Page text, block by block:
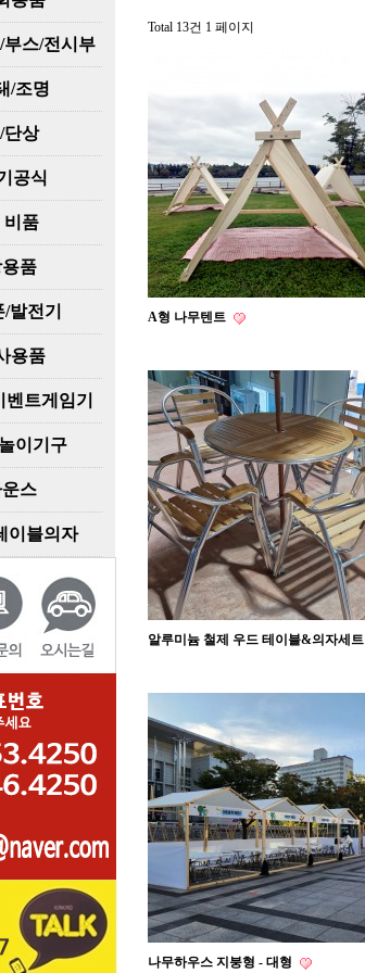
스/전시부
/조명
단상
공식
비품
품
발전기
용품
트게임기
이기구
스
이블의자
Total 13건 1 페이지
A형 나무텐트
알루미늄 철제 우드 테이블&의자세트
나무하우스 지붕형 - 대형